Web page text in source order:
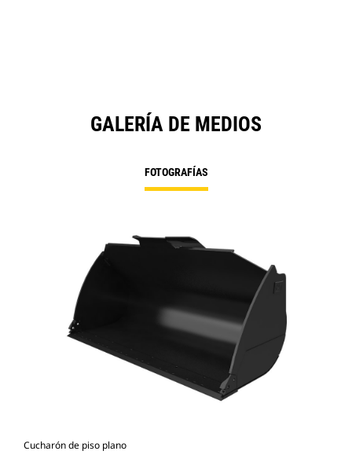
GALERÍA DE MEDIOS
FOTOGRAFÍAS
Cucharón de piso plano